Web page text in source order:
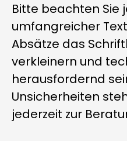
Bitte beachten Sie
umfangreicher
Absätze das
verkleinern und
herausfordernd
Unsicherheiten
jederzeit zur